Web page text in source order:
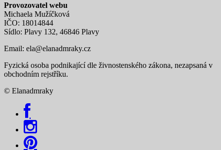
Provozovatel webu
Michaela Mužíčková
IČO: 18014844
Sídlo: Plavy 132, 46846 Plavy
Email: ela@elanadmraky.cz
Fyzická osoba podnikající dle živnostenského zákona, nezapsaná v
obchodním rejstříku.
© Elanadmraky